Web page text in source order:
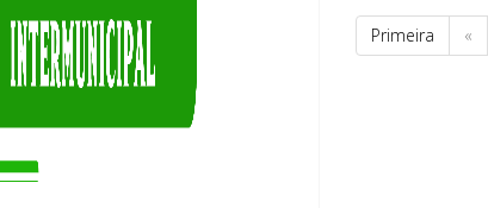
Primeira «